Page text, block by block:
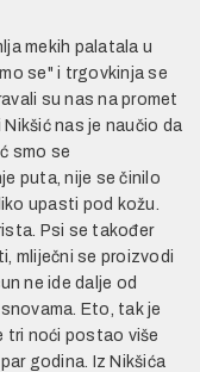
mekih palatala u
se" i trgovkinja se
su nas na promet
nas je naučio da
smo se
puta, nije se činilo
upasti pod kožu.
Psi se također
mliječni se proizvodi
ne ide dalje od
Eto, tak je
tri noći postao više
godina. Iz Nikšića